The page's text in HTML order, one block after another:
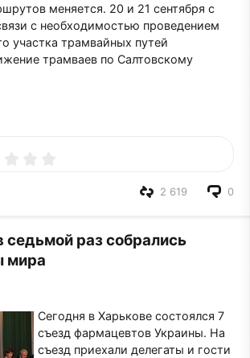
меняется. 20 и 21 сентября с
с необходимостью проведением
участка трамвайных путей
трамваев по Салтовскому
0
2 619
седьмой раз собрались
мира
Сегодня в Харькове состоялся 7
съезд фармацевтов Украины. На
съезд приехали делегаты и гости